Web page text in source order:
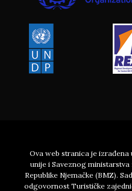
Ova web stranica je
unije i Saveznog
Republike Njemačke (BMZ).
odgovornost Turističke